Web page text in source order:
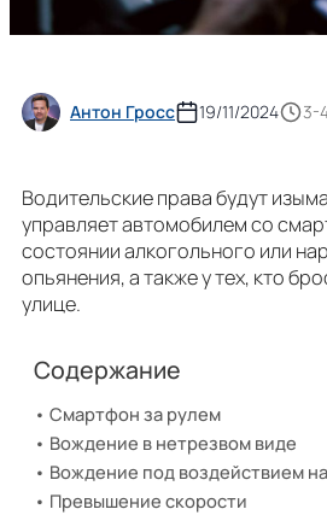
Антон Гросс 19/11/2024 3-
Водительские права будут
управляет автомобилем со
состоянии алкогольного или
опьянения, а также у тех, кто
улице.
Содержание
Смартфон за рулем
Вождение в нетрезвом виде
Вождение под воздействием
Превышение скорости